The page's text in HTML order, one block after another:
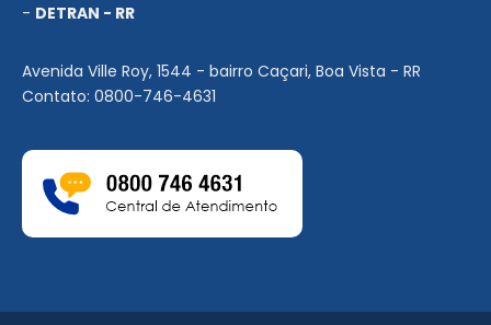
- DETRAN - RR
Avenida Ville Roy, 1544 - bairro Caçari, Boa Vista - RR
Contato: 0800-746-4631